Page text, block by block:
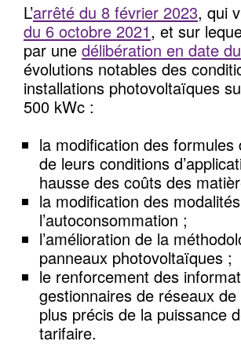
L’arrêté du 8 février 2023, qui
du 6 octobre 2021, et sur
par une délibération en date
évolutions notables des
installations photovoltaïques
500 kWc :
la modification des formules
de leurs conditions
hausse des coûts des
la modification des
l’autoconsommation ;
l’amélioration de la
panneaux photovoltaïques ;
le renforcement des
gestionnaires de réseaux
plus précis de la puissance
tarifaire.